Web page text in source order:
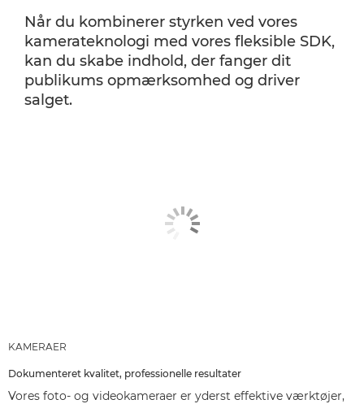
Når du kombinerer styrken ved vores
kamerateknologi med vores fleksible SDK,
kan du skabe indhold, der fanger dit
publikums opmærksomhed og driver
salget.
KAMERAER
Dokumenteret kvalitet, professionelle resultater
Vores foto- og videokameraer er yderst effektive værktøjer,